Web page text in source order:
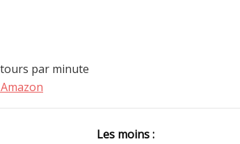
par minute
Les moins :